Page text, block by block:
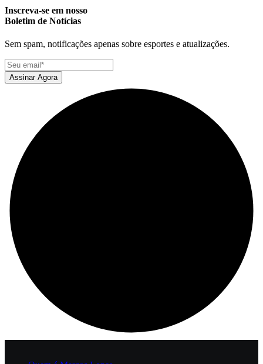
Inscreva-se em nosso
Boletim de Notícias
Sem spam, notificações apenas sobre esportes e atualizações.
Assinar Agora